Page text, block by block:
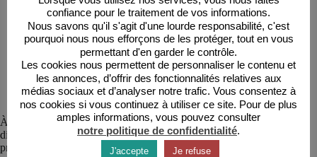
Crédit : Henri Suso, Horloge de sapience, Bibliothèque royale
de Belgique, ms. IV 111, f. 13v © Bibliothèque royale de
Belgique
Àu XIVe, on passe donc d’une division ecclésiastique du temps à une
division laïque du temps. À cette même époque apparaissent les
premiers jaquemarts.
confiance pour le traitement de vos informations.
Nous savons qu'il s'agit d'une lourde responsabilité, c'est
pourquoi nous nous efforçons de les protéger, tout en vous
permettant d'en garder le contrôle.
Les cookies nous permettent de personnaliser le contenu et
les annonces, d’offrir des fonctionnalités relatives aux
médias sociaux et d’analyser notre trafic. Vous consentez à
nos cookies si vous continuez à utiliser ce site. Pour de plus
amples informations, vous pouvez consulter
notre politique de confidentialité.
J'accepte Je refuse